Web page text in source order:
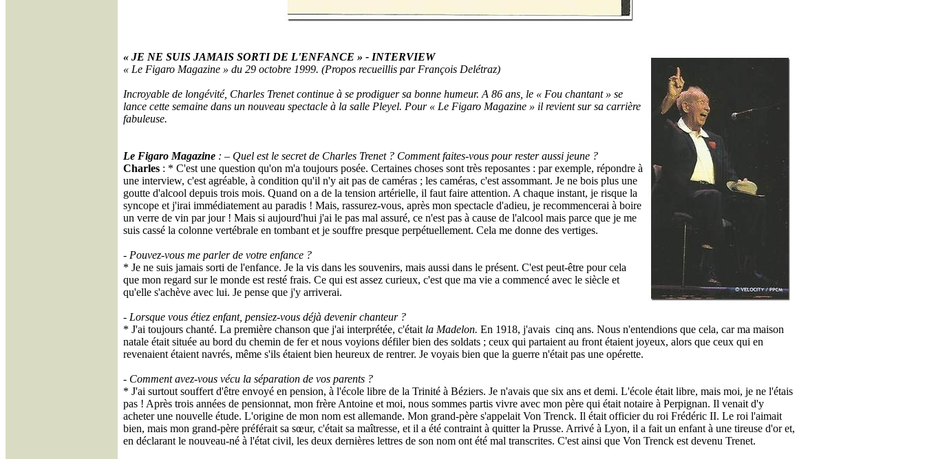
« JE NE SUIS JAMAIS SORTI DE L'ENFANCE » - INTERVIEW
« Le Figaro Magazine » du 29 octobre 1999. (Propos recueillis par François Delétraz)
Incroyable de longévité, Charles Trenet continue à se prodiguer sa bonne humeur. A 86 ans, le « Fou chantant » se
lance cette semaine dans un nouveau spectacle à la salle Pleyel. Pour « Le Figaro Magazine » il revient sur sa carrière
fabuleuse.
Le Figaro Magazine : – Quel est le secret de Charles Trenet ? Comment faites-vous pour rester aussi jeune ?
Charles : * C'est une question qu'on m'a toujours posée. Certaines choses sont très reposantes : par exemple, répondre à
une interview, c'est agréable, à condition qu'il n'y ait pas de caméras ; les caméras, c'est assommant. Je ne bois plus une
goutte d'alcool depuis trois mois. Quand on a de la tension artérielle, il faut faire attention. A chaque instant, je risque la
syncope et j'irai immédiatement au paradis ! Mais, rassurez-vous, après mon spectacle d'adieu, je recommencerai à boire
un verre de vin par jour ! Mais si aujourd'hui j'ai le pas mal assuré, ce n'est pas à cause de l'alcool mais parce que je me
suis cassé la colonne vertébrale en tombant et je souffre presque perpétuellement. Cela me donne des vertiges.
- Pouvez-vous me parler de votre enfance ?
* Je ne suis jamais sorti de l'enfance. Je la vis dans les souvenirs, mais aussi dans le présent. C'est peut-être pour cela
que mon regard sur le monde est resté frais. Ce qui est assez curieux, c'est que ma vie a commencé avec le siècle et
qu'elle s'achève avec lui. Je pense que j'y arriverai.
- Lorsque vous étiez enfant, pensiez-vous déjà devenir chanteur ?
* J'ai toujours chanté. La première chanson que j'ai interprétée, c'était la Madelon. En 1918, j'avais cinq ans. Nous n'entendions que cela, car ma maison
natale était située au bord du chemin de fer et nous voyions défiler bien des soldats ; ceux qui partaient au front étaient joyeux, alors que ceux qui en
revenaient étaient navrés, même s'ils étaient bien heureux de rentrer. Je voyais bien que la guerre n'était pas une opérette.
- Comment avez-vous vécu la séparation de vos parents ?
* J'ai surtout souffert d'être envoyé en pension, à l'école libre de la Trinité à Béziers. Je n'avais que six ans et demi. L'école était libre, mais moi, je ne l'étais
pas ! Après trois années de pensionnat, mon frère Antoine et moi, nous sommes partis vivre avec mon père qui était notaire à Perpignan. Il venait d'y
acheter une nouvelle étude. L'origine de mon nom est allemande. Mon grand-père s'appelait Von Trenck. Il était officier du roi Frédéric II. Le roi l'aimait
bien, mais mon grand-père préférait sa sœur, c'était sa maîtresse, et il a été contraint à quitter la Prusse. Arrivé à Lyon, il a fait un enfant à une tireuse d'or et,
en déclarant le nouveau-né à l'état civil, les deux dernières lettres de son nom ont été mal transcrites. C'est ainsi que Von Trenck est devenu Trenet.